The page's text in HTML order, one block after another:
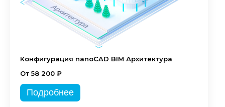
Конфигурация nanoCAD BIM Архитектура
От 58 200 ₽
Подробнее